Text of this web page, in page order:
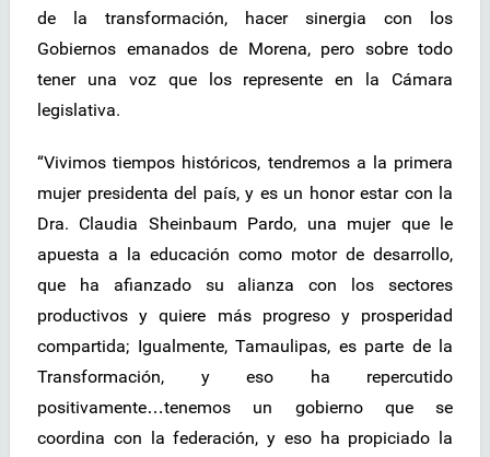
de la transformación, hacer sinergia con los
Gobiernos emanados de Morena, pero sobre todo
tener una voz que los represente en la Cámara
legislativa.
“Vivimos tiempos históricos, tendremos a la primera
mujer presidenta del país, y es un honor estar con la
Dra. Claudia Sheinbaum Pardo, una mujer que le
apuesta a la educación como motor de desarrollo,
que ha afianzado su alianza con los sectores
productivos y quiere más progreso y prosperidad
compartida; Igualmente, Tamaulipas, es parte de la
Transformación, y eso ha repercutido
positivamente…tenemos un gobierno que se
coordina con la federación, y eso ha propiciado la